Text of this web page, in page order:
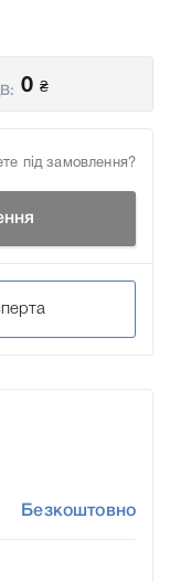
0 ₴
під замовлення?
Безкоштовно